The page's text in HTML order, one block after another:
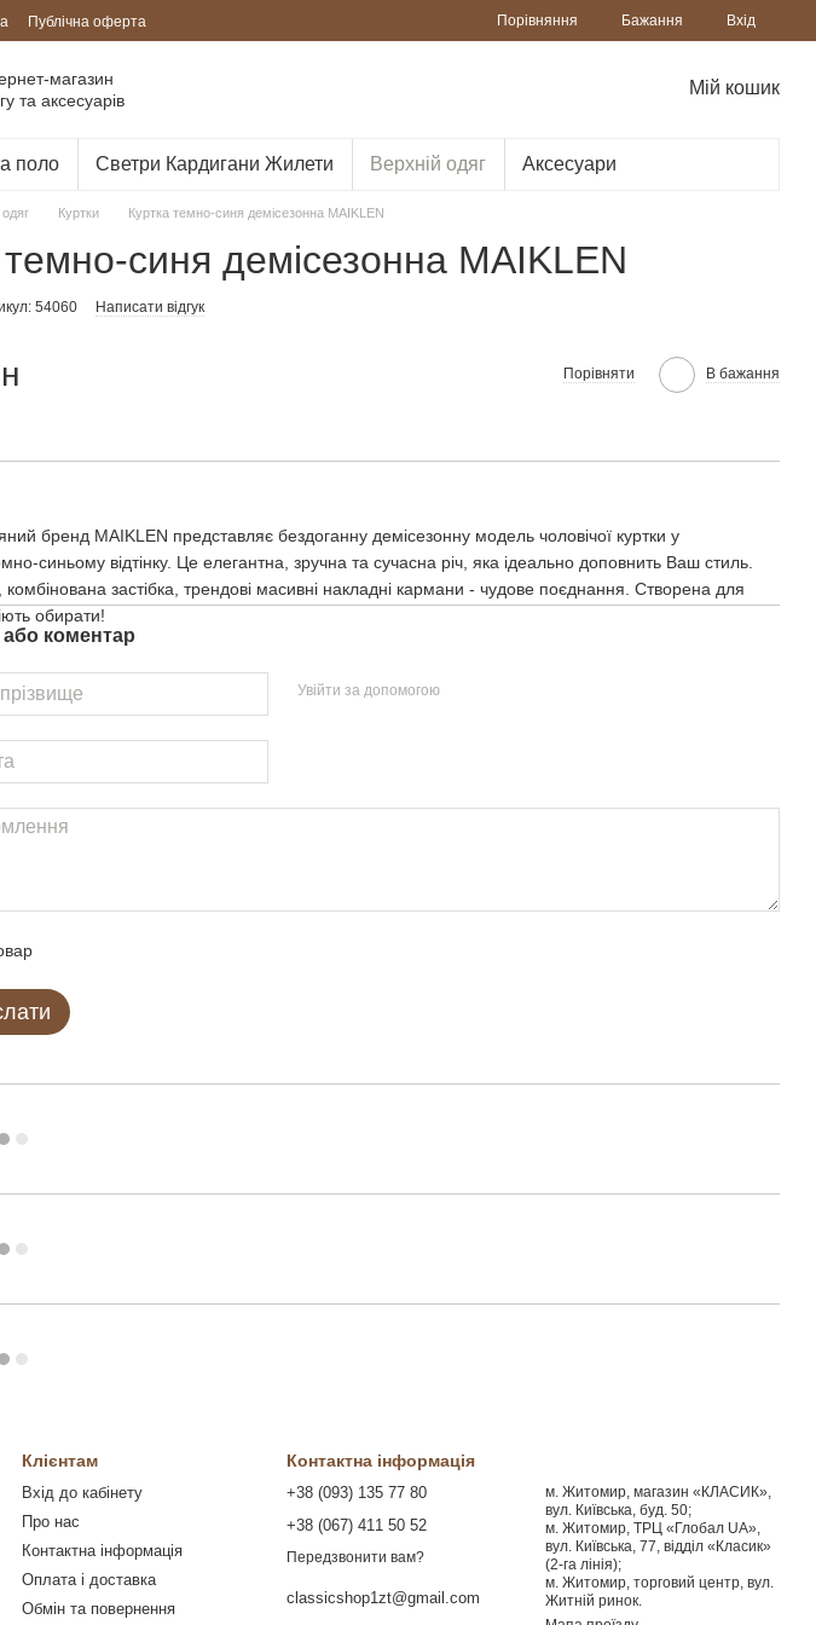
Публічна оферта Порівняння Бажання Вхід
Мій кошик
поло Светри Кардигани Жилети Верхній одяг Аксесуари
Куртки Куртка темно-синя демісезонна MAIKLEN
синя демісезонна MAIKLEN
54060 Написати відгук
Порівняти В бажання
бренд MAIKLEN представляє бездоганну демісезонну модель чоловічої куртки у
синьому відтінку. Це елегантна, зручна та сучасна річ, яка ідеально доповнить Ваш стиль.
комбінована застібка, трендові масивні накладні кармани - чудове поєднання. Створена для
обирати!
або коментар
Увійти за допомогою
Клієнтам
Вхід до кабінету
Про нас
Контактна інформація
Оплата і доставка
Обмін та повернення
Контактна інформація
+38 (093) 135 77 80
+38 (067) 411 50 52
Передзвонити вам?
classicshop1zt@gmail.com
м. Житомир, магазин «КЛАСИК»,
вул. Київська, буд. 50;
м. Житомир, ТРЦ «Глобал UA»,
вул. Київська, 77, відділ «Класик»
(2-га лінія);
м. Житомир, торговий центр, вул.
Житній ринок.